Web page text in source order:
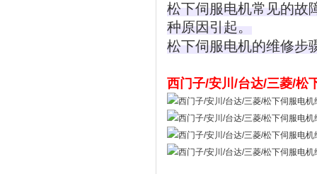
松下伺服电机常见的故
种原因引起。
松下伺服电机的维修步
西门子/安川/台达/三菱/松